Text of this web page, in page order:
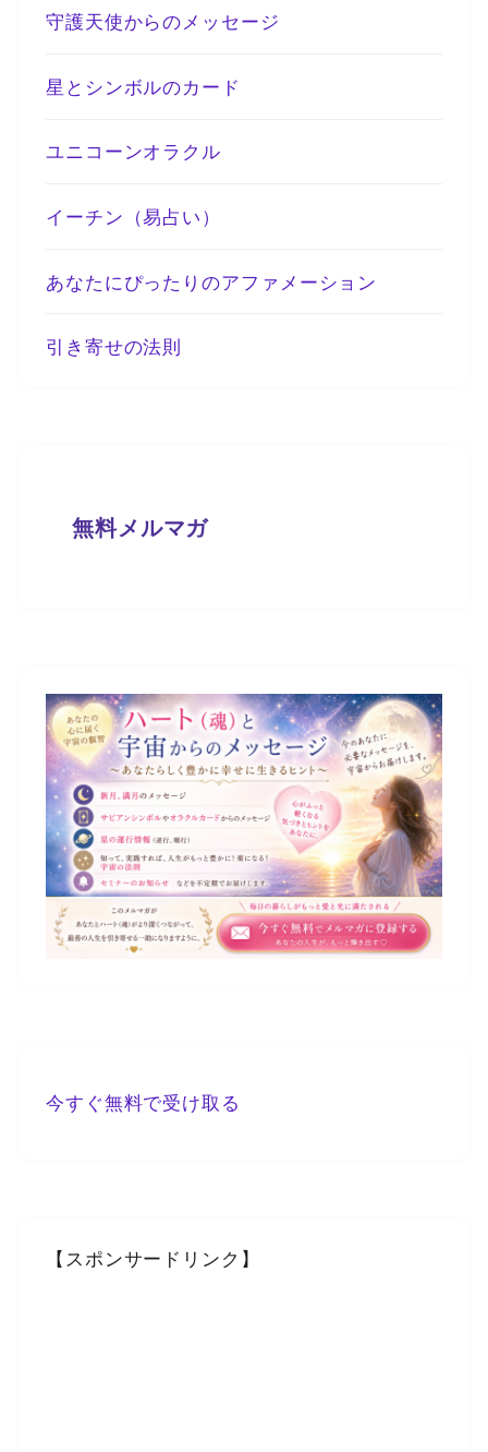
守護天使からのメッセージ
星とシンボルのカード
ユニコーンオラクル
イーチン（易占い）
あなたにぴったりのアファメーション
引き寄せの法則
無料メルマガ
今すぐ無料で受け取る
【スポンサードリンク】